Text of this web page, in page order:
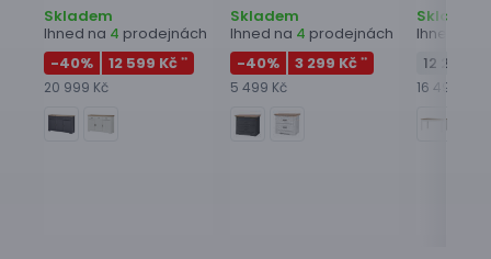
Skladem
Ihned na 4 prodejnách
-40% 12 599 Kč **
20 999 Kč
Skladem
Ihned na 4 prodejnách
-40% 3 299 Kč **
5 499 Kč
Skladem
Ihned na
12 299 Kč
16 499 Kč